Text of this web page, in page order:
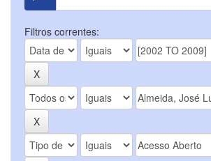
Filtros correntes: